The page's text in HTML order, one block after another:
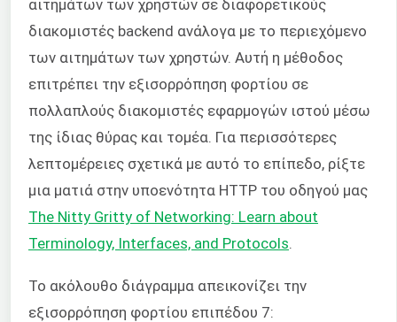
αιτημάτων των χρηστών σε διαφορετικούς
διακομιστές backend ανάλογα με το περιεχόμενο
των αιτημάτων των χρηστών. Αυτή η μέθοδος
επιτρέπει την εξισορρόπηση φορτίου σε
πολλαπλούς διακομιστές εφαρμογών ιστού μέσω
της ίδιας θύρας και τομέα. Για περισσότερες
λεπτομέρειες σχετικά με αυτό το επίπεδο, ρίξτε
μια ματιά στην υποενότητα HTTP του οδηγού μας
The Nitty Gritty of Networking: Learn about
Terminology, Interfaces, and Protocols
Το ακόλουθο διάγραμμα απεικονίζει την
εξισορρόπηση φορτίου επιπέδου 7: